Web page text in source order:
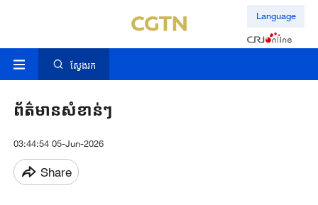
Language
ស្វែងរក
ព័ត៌មានសំខាន់ៗ
03:44:54 05-Jun-2026
Share